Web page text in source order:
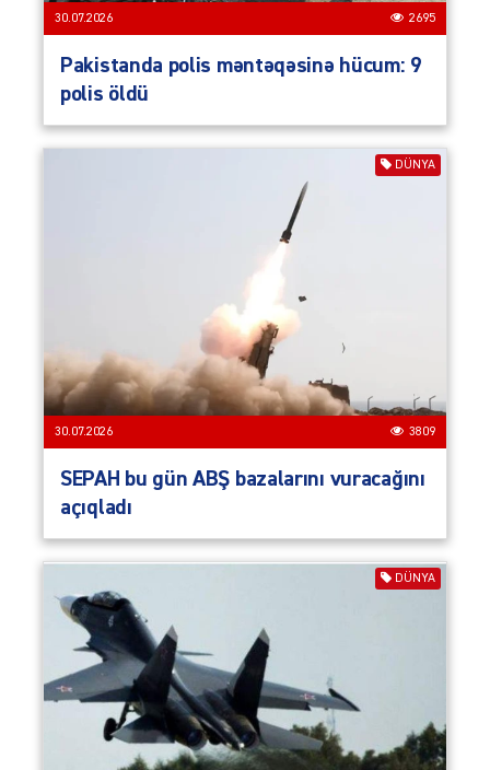
30.07.2026 2695
Pakistanda polis məntəqəsinə hücum: 9
polis öldü
DÜNYA
30.07.2026 3809
SEPAH bu gün ABŞ bazalarını vuracağını
açıqladı
DÜNYA